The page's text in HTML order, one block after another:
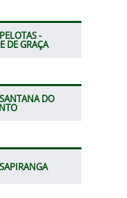
-
DE GRAÇA
DO